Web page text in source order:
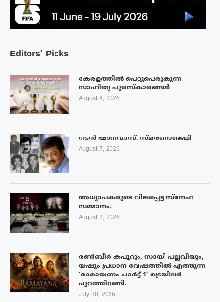
Editors’ Picks
കേരളത്തിൽ പെറ്റുപെരുകുന്ന
സാഹിത്യ പുരസ്‌കാരങ്ങൾ
August 8, 2026
നടൻ ഷാനവാസ്: സ്മരണാഞ്ജലി
August 7, 2026
അധ്യാപകരുടെ വിലപ്പെട്ട സ്നേഹ
സമ്മാനം.
August 2, 2026
രൺബീർ കപൂറും, സായി പല്ലവിയും,
യഷും പ്രധാന വേഷത്തിൽ എത്തുന്ന
‘രാമായണം പാർട്ട് 1’ ട്രെയിലർ
പുറത്തിറങ്ങി.
July 30, 2026